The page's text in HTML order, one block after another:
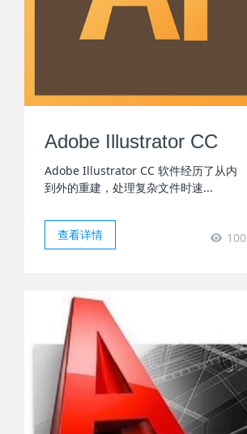
Adobe Illustrator CC
Adobe Illustrator CC 软件经历了从内
到外的重建，处理复杂文件时速...
100
查看详情